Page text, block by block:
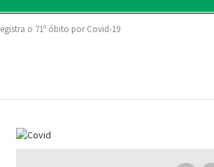
o 71º óbito por Covid-19